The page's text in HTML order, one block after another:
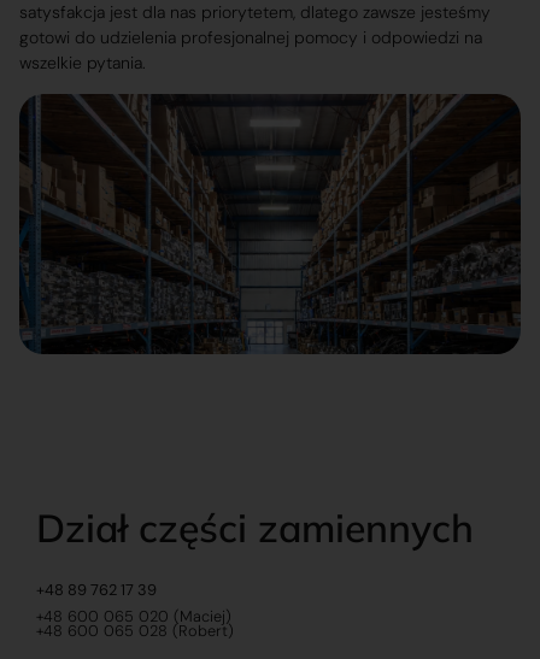
satysfakcja jest dla nas priorytetem, dlatego zawsze jesteśmy
gotowi do udzielenia profesjonalnej pomocy i odpowiedzi na
wszelkie pytania.
Dział części zamiennych
+48 89 762 17 39
+48 600 065 020 (Maciej)
+48 600 065 028 (Robert)